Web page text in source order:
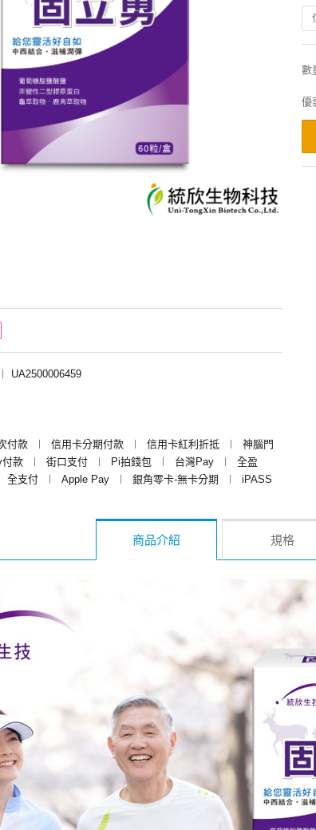
︱
UA2500006459
付款
︱ 信用卡分期付款 ︱ 信用卡紅利折抵 ︱
神腦門
付款 ︱ 街口支付 ︱ Pi拍錢包 ︱ 台灣Pay ︱
全盈
全支付 ︱ Apple Pay ︱ 銀角零卡-無卡分期 ︱
iPASS
數
優
商品介紹 規格